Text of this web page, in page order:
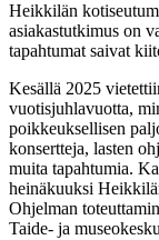
Heikkilän
asiakastutkimus on
tapahtumat saivat
Kesällä 2025
vuotisjuhlavuotta,
poikkeuksellisen
konsertteja, lasten
muita tapahtumia.
heinäkuuksi
Ohjelman
Taide- ja